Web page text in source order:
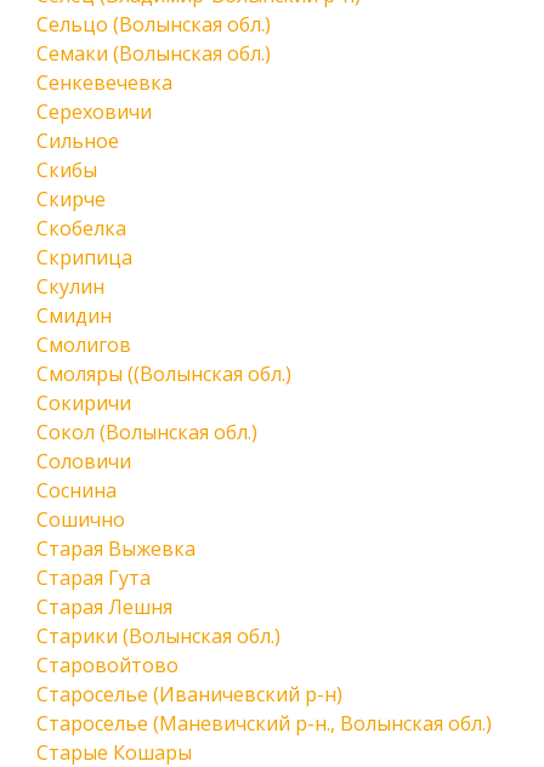
Сельцо (Волынская обл.)
Семаки (Волынская обл.)
Сенкевечевка
Сереховичи
Сильное
Скибы
Скирче
Скобелка
Скрипица
Скулин
Смидин
Смолигов
Смоляры ((Волынская обл.)
Сокиричи
Сокол (Волынская обл.)
Соловичи
Соснина
Сошично
Старая Выжевка
Старая Гута
Старая Лешня
Старики (Волынская обл.)
Старовойтово
Староселье (Иваничевский р-н)
Староселье (Маневичский р-н., Волынская обл.)
Старые Кошары